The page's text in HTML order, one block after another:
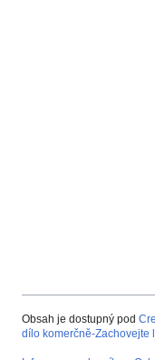
Obsah je dostupný pod
dílo komerčně-Zachovejte